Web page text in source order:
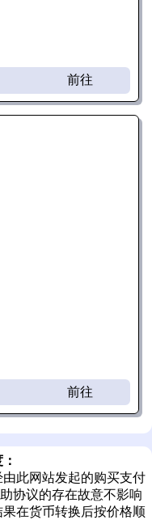
前往
前往
此网站发起的购买支付
协议的存在故意不影响
在货币转换后按价格顺